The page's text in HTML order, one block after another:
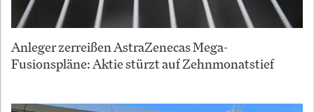
Anleger zerreißen AstraZenecas Mega-
Fusionspläne: Aktie stürzt auf Zehnmonatstief